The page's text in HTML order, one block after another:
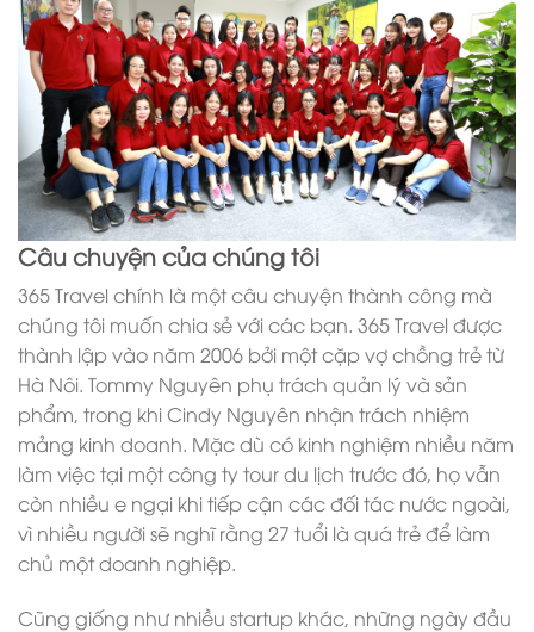
Câu chuyện của chúng tôi
365 Travel chính là một câu chuyện thành công mà
chúng tôi muốn chia sẻ với các bạn. 365 Travel được
thành lập vào năm 2006 bởi một cặp vợ chồng trẻ từ
Hà Nôi. Tommy Nguyên phụ trách quản lý và sản
phẩm, trong khi Cindy Nguyên nhận trách nhiệm
mảng kinh doanh. Mặc dù có kinh nghiệm nhiều năm
làm việc tại một công ty tour du lịch trước đó, họ vẫn
còn nhiều e ngại khi tiếp cận các đối tác nước ngoài,
vì nhiều người sẽ nghĩ rằng 27 tuổi là quá trẻ để làm
chủ một doanh nghiệp.
Cũng giống như nhiều startup khác, những ngày đầu